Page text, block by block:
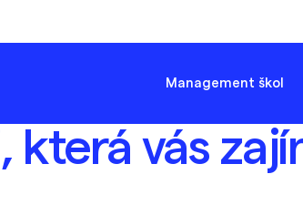
Management škol
která vás